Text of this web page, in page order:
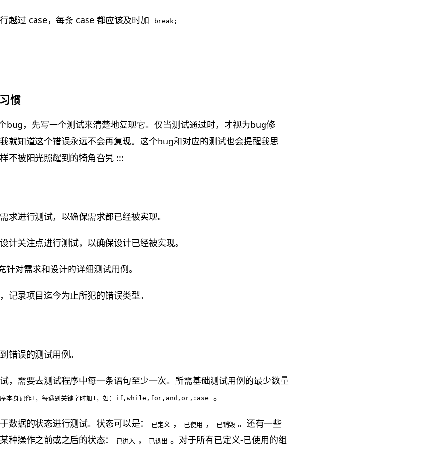
越过 case，每条 case 都应该及时加 break;
惯
bug，先写一个测试来清楚地复现它。仅当测试通过时，才视为bug修
就知道这个错误永远不会再复现。这个bug和对应的测试也会提醒我思
不被阳光照耀到的犄角旮旯 :::
求进行测试，以确保需求都已经被实现。
计关注点进行测试，以确保设计已经被实现。
针对需求和设计的详细测试用例。
记录项目迄今为止所犯的错误类型。
错误的测试用例。
，需要去测试程序中每一条语句至少一次。所需基础测试用例的最少数量
本身记作1，每遇到关键字时加1，如：if,while,for,and,or,case 。
数据的状态进行测试。状态可以是： 已定义 ， 已使用 ， 已销毁 。还有一些
种操作之前或之后的状态：
已进入 ， 已退出 。对于所有已定义-已使用的组